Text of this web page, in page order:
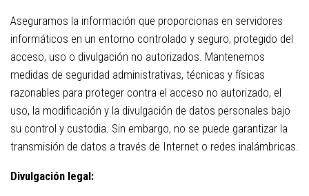
Aseguramos la información que proporcionas en servidores
informáticos en un entorno controlado y seguro, protegido del
acceso, uso o divulgación no autorizados. Mantenemos
medidas de seguridad administrativas, técnicas y físicas
razonables para proteger contra el acceso no autorizado, el
uso, la modificación y la divulgación de datos personales bajo
su control y custodia. Sin embargo, no se puede garantizar la
transmisión de datos a través de Internet o redes inalámbricas.
Divulgación legal: